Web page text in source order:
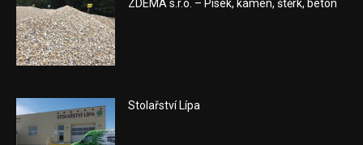
ZDEMA s.r.o. – Písek, kámen, štěrk, beton
Stolařství Lípa